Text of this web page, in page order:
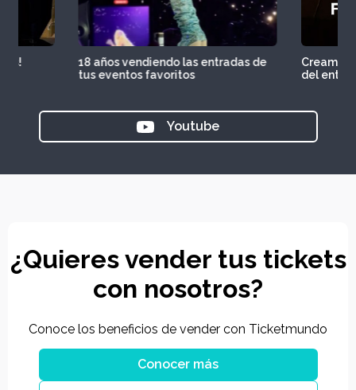
18 años vendiendo las entradas de
tus eventos favoritos
Creamos
del
Youtube
¿Quieres vender tus tickets
con nosotros?
Conoce los beneficios de vender con Ticketmundo
Conocer más